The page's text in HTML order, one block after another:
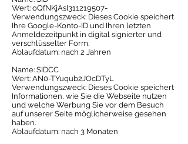
Wert: oQfNKjAsI311219507-
Verwendungszweck: Dieses Cookie speichert
Ihre Google-Konto-ID und Ihren letzten
Anmeldezeitpunkt in digital signierter und
verschlüsselter Form.
Ablaufdatum: nach 2 Jahren
Name: SIDCC
Wert: AN0-TYuqub2JOcDTyL
Verwendungszweck: Dieses Cookie speichert
Informationen, wie Sie die Webseite nutzen
und welche Werbung Sie vor dem Besuch
auf unserer Seite möglicherweise gesehen
haben.
Ablaufdatum: nach 3 Monaten